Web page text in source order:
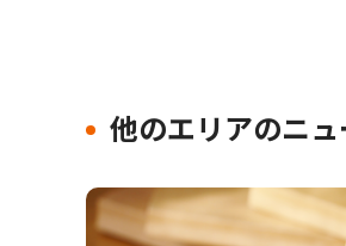
他のエリアのニュ